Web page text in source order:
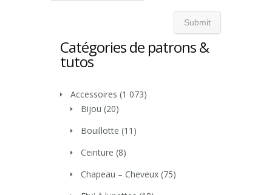
Catégories de patrons &
tutos
Accessoires (1 073)
Bijou (20)
Bouillotte (11)
Ceinture (8)
Chapeau – Cheveux (75)